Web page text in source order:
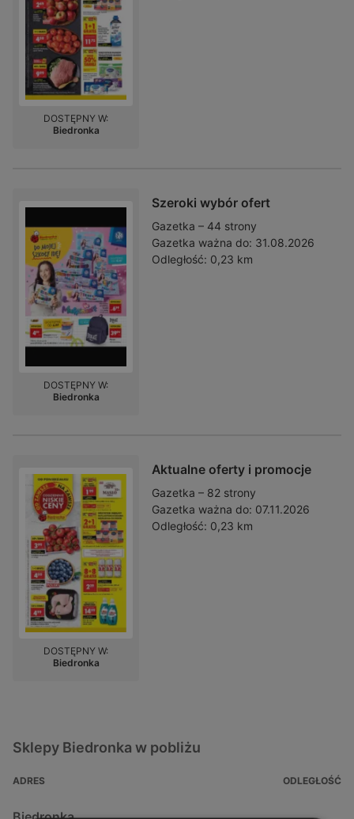
DOSTĘPNY W:
Biedronka
Szeroki wybór ofert
Gazetka – 44 strony
Gazetka ważna do: 31.08.2026
Odległość: 0,23 km
DOSTĘPNY W:
Biedronka
Aktualne oferty i promocje
Gazetka – 82 strony
Gazetka ważna do: 07.11.2026
Odległość: 0,23 km
DOSTĘPNY W:
Biedronka
Sklepy Biedronka w pobliżu
ADRES ODLEGŁOŚĆ